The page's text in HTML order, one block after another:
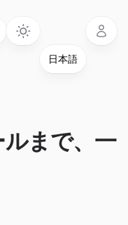
まで、一